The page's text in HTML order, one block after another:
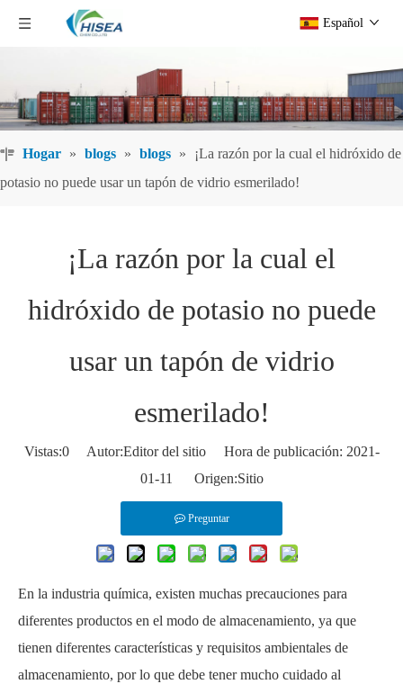
Español
Hogar » blogs » blogs »
¡La razón por la cual el hidróxido de
potasio no puede usar un tapón de vidrio esmerilado!
¡La razón por la cual el
hidróxido de potasio no puede
usar un tapón de vidrio
esmerilado!
Vistas:0Autor:Editor del sitio Hora de publicación: 2021-
01-11 Origen:Sitio
Preguntar
En la industria química, existen muchas precauciones para
diferentes productos en el modo de almacenamiento, ya que
tienen diferentes características y requisitos ambientales de
almacenamiento, por lo que debe tener mucho cuidado al